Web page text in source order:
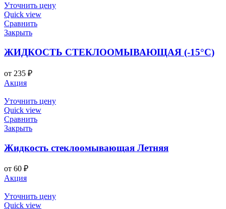
Уточнить цену
Quick view
Сравнить
Закрыть
ЖИДКОСТЬ СТЕКЛООМЫВАЮЩАЯ (-15°C)
от 235 ₽
Акция
Уточнить цену
Quick view
Сравнить
Закрыть
Жидкость стеклоомывающая Летняя
от 60 ₽
Акция
Уточнить цену
Quick view